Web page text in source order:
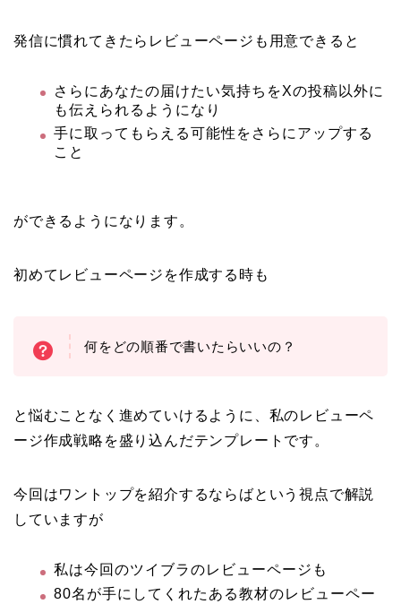
発信に慣れてきたらレビューページも用意できると
さらにあなたの届けたい気持ちをXの投稿以外に
も伝えられるようになり
手に取ってもらえる可能性をさらにアップする
こと
ができるようになります。
初めてレビューページを作成する時も
何をどの順番で書いたらいいの？
と悩むことなく進めていけるように、私のレビューペ
ージ作成戦略を盛り込んだテンプレートです。
今回はワントップを紹介するならばという視点で解説
していますが
私は今回のツイブラのレビューページも
80名が手にしてくれたある教材のレビューペー